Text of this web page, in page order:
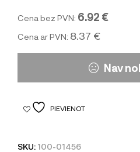
Cena bez PVN: 6.92 €
Cena ar PVN: 8.37 €
Nav
PIEVIENOT
SKU: 100-01456